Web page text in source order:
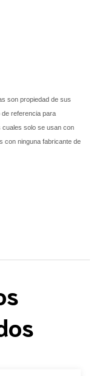
son propiedad de sus
referencia para
cuales solo se usan con
con ninguna fabricante de